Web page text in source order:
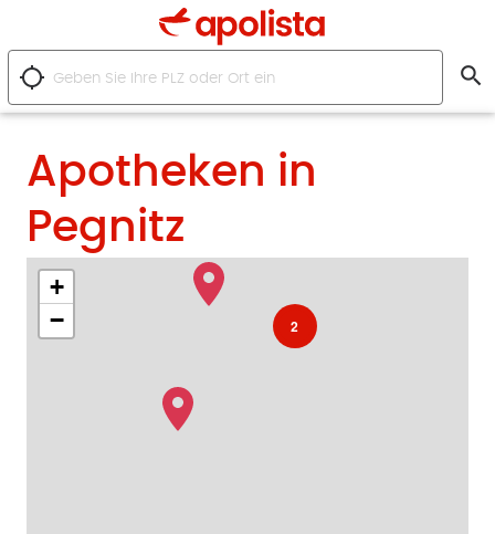
location_searching search
Apotheken in
Pegnitz
2
+
−